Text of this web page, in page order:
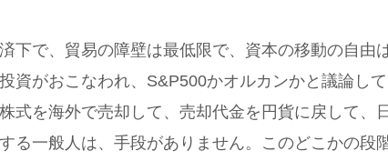
下で、貿易の障壁は最低限で、資本の移動の自由
資がおこなわれ、S&P500かオルカンかと議論し
式を海外で売却して、売却代金を円貨に戻して、
る一般人は、手段がありません。このどこかの段